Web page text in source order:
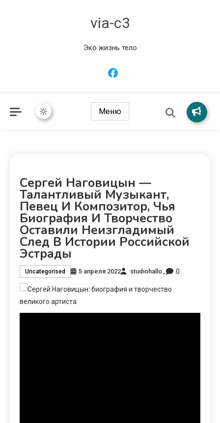
via-c3
Эко жизнь тело
Меню
Сергей Наговицын —
Талантливый Музыкант,
Певец И Композитор, Чья
Биография И Творчество
Оставили Неизгладимый
След В Истории Российской
Эстрады
Uncategorised 5 апреля 2022 studiohallo_ 0